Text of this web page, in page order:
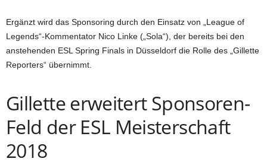
Ergänzt wird das Sponsoring durch den Einsatz von „League of
Legends“-Kommentator Nico Linke („Sola“), der bereits bei den
anstehenden ESL Spring Finals in Düsseldorf die Rolle des „Gillette
Reporters“ übernimmt.
Gillette erweitert Sponsoren-
Feld der ESL Meisterschaft
2018